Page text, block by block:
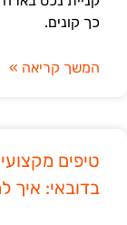
כך קונים.
המשך קריאה »
טיפים
בדובאי: איך